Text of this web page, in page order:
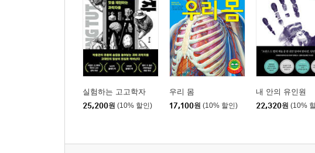
실험하는 고고학자
25,200원 (10% 할인)
우리 몸
17,100원 (10% 할인)
내 안의 유인원
22,320원 (10%